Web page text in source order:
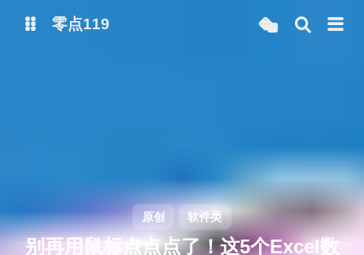
零点119
原创 软件类
别再用鼠标点点点了！这5个Excel数